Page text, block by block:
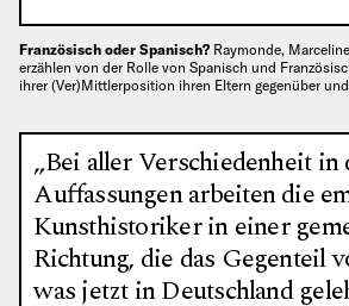
Französisch oder Spanisch? Raymonde,
erzählen von der Rolle von Spanisch und
ihrer (Ver)Mittlerposition ihren Eltern gegenüber
„Bei aller Verschiedenheit in
Auffassungen arbeiten die
Kunsthistoriker in einer
Richtung, die das Gegenteil
was jetzt in Deutschland